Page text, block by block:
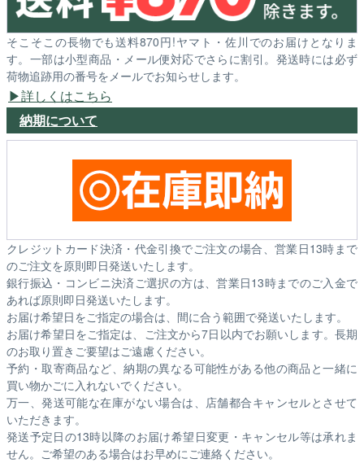
そこそこの長物でも送料870円!ヤマト・佐川でのお届けとなりま
す。一部は小型商品・メール便対応でさらに割引。発送時には必ず
荷物追跡用の番号をメールでお知らせします。
詳しくはこちら
納期について
クレジットカード決済・代金引換でご注文の場合、営業日13時まで
のご注文を原則即日発送いたします。
銀行振込・コンビニ決済ご選択の方は、営業日13時までのご入金で
あれば原則即日発送いたします。
お届け希望日をご指定の場合は、間に合う範囲で発送いたします。
お届け希望日をご指定は、ご注文から7日以内でお願いします。長期
のお取り置きご要望はご遠慮ください。
予約・取寄商品など、納期の異なる可能性がある他の商品と一緒に
買い物かごに入れないでください。
万一、発送可能な在庫がない場合は、店舗都合キャンセルとさせて
いただきます。
発送予定日の13時以降のお届け希望日変更・キャンセル等は承れま
せん。ご希望のある場合はお早めにご連絡ください。